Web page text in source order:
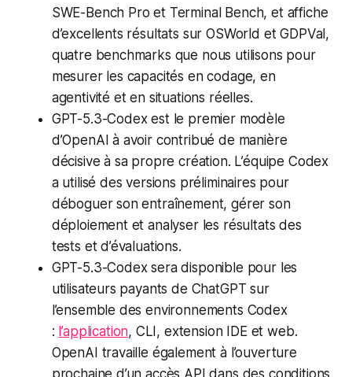
SWE-Bench Pro et Terminal Bench, et affiche
d’excellents résultats sur OSWorld et GDPVal,
quatre benchmarks que nous utilisons pour
mesurer les capacités en codage, en
agentivité et en situations réelles.
GPT-5.3-Codex est le premier modèle
d’OpenAI à avoir contribué de manière
décisive à sa propre création. L’équipe Codex
a utilisé des versions préliminaires pour
déboguer son entraînement, gérer son
déploiement et analyser les résultats des
tests et d’évaluations.
GPT-5.3-Codex sera disponible pour les
utilisateurs payants de ChatGPT sur
l’ensemble des environnements Codex
: l’application, CLI, extension IDE et web.
OpenAI travaille également à l’ouverture
prochaine d’un accès API dans des conditions